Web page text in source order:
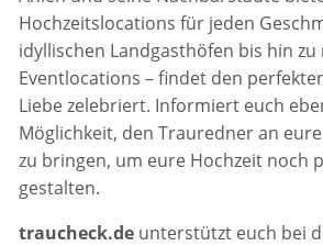
Hochzeitslocations für jeden
idyllischen Landgasthöfen bis hin
Eventlocations – findet den
Liebe zelebriert. Informiert euch
Möglichkeit, den Trauredner an
zu bringen, um eure Hochzeit noch
gestalten.
traucheck.de unterstützt euch bei